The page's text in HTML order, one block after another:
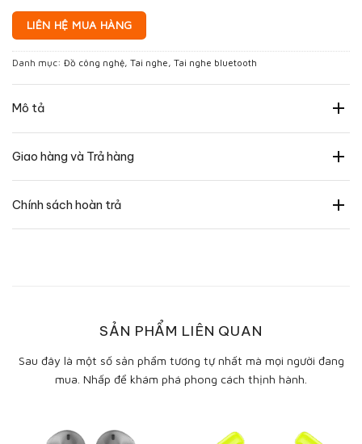
LIÊN HỆ MUA HÀNG
Danh mục: Đồ công nghệ, Tai nghe, Tai nghe bluetooth
Mô tả
Giao hàng và Trả hàng
Chính sách hoàn trả
SẢN PHẨM LIÊN QUAN
Sau đây là một số sản phẩm tương tự nhất mà mọi người đang
mua. Nhấp để khám phá phong cách thịnh hành.